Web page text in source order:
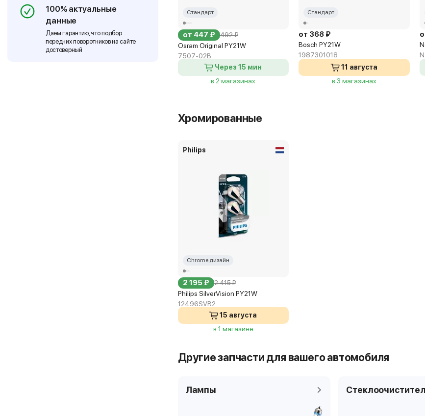
100% актуальные
данные
Даем гарантию, что подбор
передних поворотников на сайте
достоверный
Стандарт
от 447 ₽ 492 ₽
Osram Original PY21W
7507-02B
Через 15 мин
в 2 магазинах
Стандарт
от 368 ₽
Bosch PY21W
1987301018
11 августа
в 3 магазинах
Хромированные
Philips
Chrome дизайн
2 195 ₽ 2 415 ₽
Philips SilverVision PY21W
12496SVB2
15 августа
в 1 магазине
Другие запчасти для вашего автомобиля
Лампы